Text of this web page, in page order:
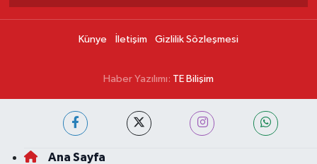
Künye İletişim Gizlilik Sözleşmesi
Haber Yazılımı: TE Bilişim
Ana Sayfa